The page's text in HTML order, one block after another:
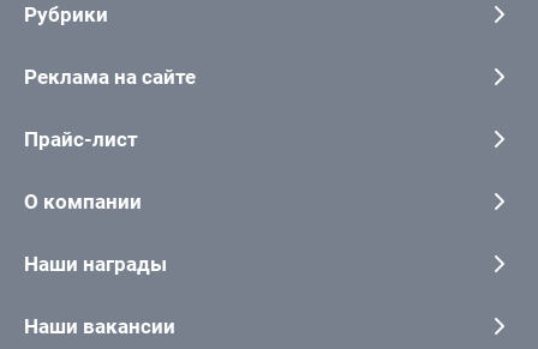
Рубрики
Реклама на сайте
Прайс-лист
О компании
Наши награды
Наши вакансии